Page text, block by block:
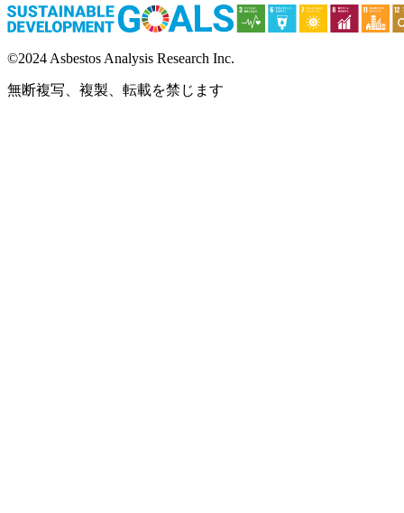
©2024 Asbestos Analysis Research Inc.
無断複写、複製、転載を禁じます